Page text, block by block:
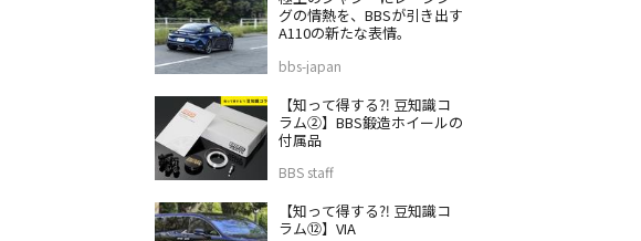
グの情熱を、BBSが引き出す
A110の新たな表情。
bbs-japan
【知って得する⁈ 豆知識コ
ラム②】BBS鍛造ホイールの
付属品
BBS staff
【知って得する⁈ 豆知識コ
ラム⑫】VIA